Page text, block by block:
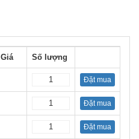
Giá Số lượng
Đặt mua
Đặt mua
Đặt mua